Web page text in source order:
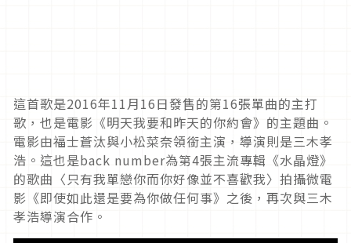
這首歌是2016年11月16日發售的第16張單曲的主打
歌，也是電影《明天我要和昨天的你約會》的主題曲。
電影由福士蒼汰與小松菜奈領銜主演，導演則是三木孝
浩。這也是back number為第4張主流專輯《水晶燈》
的歌曲〈只有我單戀你而你好像並不喜歡我〉拍攝微電
影《​即使如此還是要為你做任何事》之後，再次與三木
孝浩導演合作。